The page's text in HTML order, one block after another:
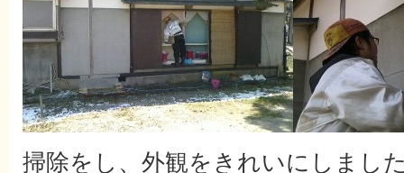
掃除をし、外観をきれいにしまし